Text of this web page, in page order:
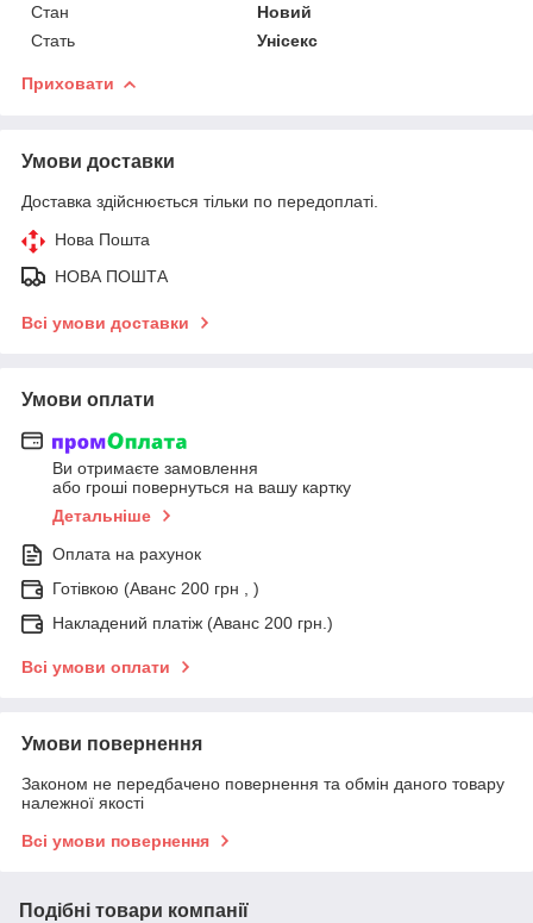
Стан
Новий
Стать
Унісекс
Приховати
Умови доставки
Доставка здійснюється тільки по передоплаті.
Нова Пошта
НОВА ПОШТА
Всі умови доставки
Умови оплати
Ви отримаєте замовлення
або гроші повернуться на вашу картку
Детальніше
Оплата на рахунок
Готівкою (Аванс 200 грн , )
Накладений платіж (Аванс 200 грн.)
Всі умови оплати
Умови повернення
Законом не передбачено повернення та обмін даного товару
належної якості
Всі умови повернення
Подібні товари компанії